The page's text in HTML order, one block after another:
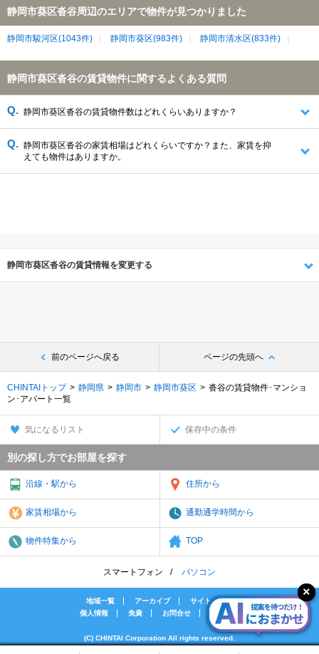
静岡市葵区沓谷周辺のエリアで物件が見つかりました
静岡市駿河区(1043件) 静岡市葵区(983件) 静岡市清水区(833件)
静岡市葵区沓谷の賃貸物件に関するよくある質問
静岡市葵区沓谷の賃貸物件数はどれくらいありますか？
静岡市葵区沓谷の家賃相場はどれくらいですか？また、家賃を抑
えても物件はありますか。
静岡市葵区沓谷の賃貸情報を変更する
前のページへ戻る ページの先頭へ
CHINTAIトップ 静岡県 静岡市 静岡市葵区
沓谷の賃貸物件･マンショ
ン･アパート一覧
気になるリスト 保存中の条件
別の探し方でお部屋を探す
沿線・駅から 住所から
家賃相場から 通勤通学時間から
物件特集から TOP
スマートフォン パソコン
地域一覧 アーカイブ
サイトマップ
個人情報
免責 お問合せ 会社案内
(C) CHINTAI Corporation All rights reserved.